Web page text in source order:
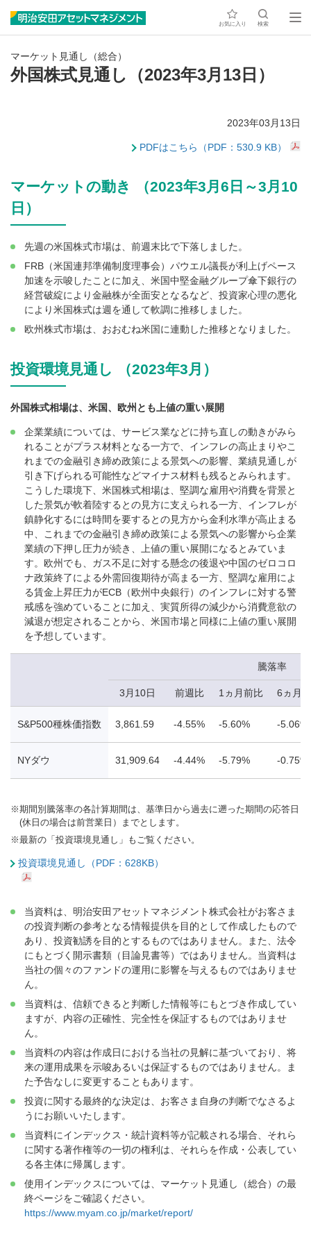
お気に入り 検索
マーケット見通し（総合）
外国株式見通し（2023年3月13日）
2023年03月13日
PDFはこちら（PDF：530.9 KB）
マーケットの動き （2023年3月6日～3月10
日）
先週の米国株式市場は、前週末比で下落しました。
FRB（米国連邦準備制度理事会）パウエル議長が利上げペース
加速を示唆したことに加え、米国中堅金融グループ傘下銀行の
経営破綻により金融株が全面安となるなど、投資家心理の悪化
により米国株式は週を通して軟調に推移しました。
欧州株式市場は、おおむね米国に連動した推移となりました。
投資環境見通し （2023年3月）
外国株式相場は、米国、欧州とも上値の重い展開
企業業績については、サービス業などに持ち直しの動きがみら
れることがプラス材料となる一方で、インフレの高止まりやこ
れまでの金融引き締め政策による景気への影響、業績見通しが
引き下げられる可能性などマイナス材料も残るとみられます。
こうした環境下、米国株式相場は、堅調な雇用や消費を背景と
した景気が軟着陸するとの見方に支えられる一方、インフレが
鎮静化するには時間を要するとの見方から金利水準が高止まる
中、これまでの金融引き締め政策による景気への影響から企業
業績の下押し圧力が続き、上値の重い展開になるとみていま
す。欧州でも、ガス不足に対する懸念の後退や中国のゼロコロ
ナ政策終了による外需回復期待が高まる一方、堅調な雇用によ
る賃金上昇圧力がECB（欧州中央銀行）のインフレに対する警
戒感を強めていることに加え、実質所得の減少から消費意欲の
減退が想定されることから、米国市場と同様に上値の重い展開
を予想しています。
騰落率
3月10日 前週比 1ヵ月前比 6ヵ月
S&P500種株価指数 3,861.59 -4.55% -5.60% -5.06%
NYダウ 31,909.64 -4.44% -5.79% -0.75%
※期間別騰落率の各計算期間は、基準日から過去に遡った期間の応答日
(休日の場合は前営業日）までとします。
※最新の「投資環境見通し」もご覧ください。
投資環境見通し（PDF：628KB）
当資料は、明治安田アセットマネジメント株式会社がお客さま
の投資判断の参考となる情報提供を目的として作成したもので
あり、投資勧誘を目的とするものではありません。また、法令
にもとづく開示書類（目論見書等）ではありません。当資料は
当社の個々のファンドの運用に影響を与えるものではありませ
ん。
当資料は、信頼できると判断した情報等にもとづき作成してい
ますが、内容の正確性、完全性を保証するものではありませ
ん。
当資料の内容は作成日における当社の見解に基づいており、将
来の運用成果を示唆あるいは保証するものではありません。ま
た予告なしに変更することもあります。
投資に関する最終的な決定は、お客さま自身の判断でなさるよ
うにお願いいたします。
当資料にインデックス・統計資料等が記載される場合、それら
に関する著作権等の一切の権利は、それらを作成・公表してい
る各主体に帰属します。
使用インデックスについては、マーケット見通し（総合）の最
終ページをご確認ください。
https://www.myam.co.jp/market/report/